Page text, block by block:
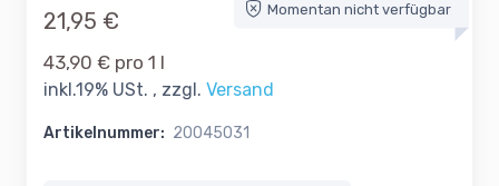
Momentan nicht verfügbar
21,95 €
43,90 € pro 1 l
inkl.19% USt. , zzgl. Versand
Artikelnummer: 20045031